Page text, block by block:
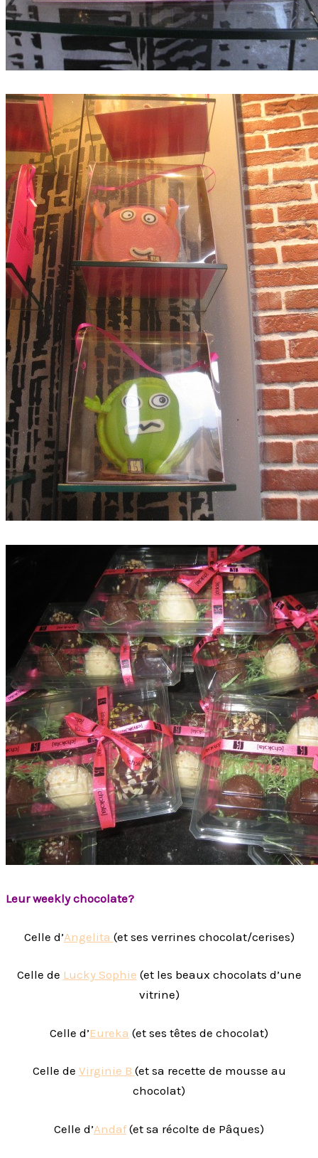
Leur weekly chocolate?
Celle d’Angelita (et ses verrines chocolat/cerises)
Celle de Lucky Sophie (et les beaux chocolats d’une
vitrine)
Celle d’Eureka (et ses têtes de chocolat)
Celle de Virginie B (et sa recette de mousse au
chocolat)
Celle d’Andaf(et sa récolte de Pâques)